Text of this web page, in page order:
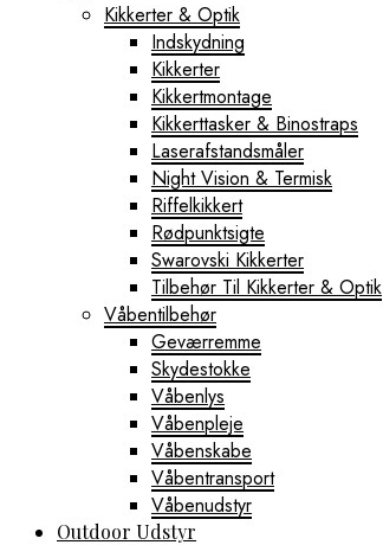
Kikkerter & Optik
Indskydning
Kikkerter
Kikkertmontage
Kikkerttasker & Binostraps
Laserafstandsmåler
Night Vision & Termisk
Riffelkikkert
Rødpunktsigte
Swarovski Kikkerter
Tilbehør Til Kikkerter & Optik
Våbentilbehør
Geværremme
Skydestokke
Våbenlys
Våbenpleje
Våbenskabe
Våbentransport
Våbenudstyr
Outdoor Udstyr